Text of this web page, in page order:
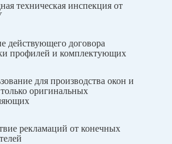
техническая инспекция от
действующего договора
профилей и комплектующих
для производства окон и
оригинальных
рекламаций от конечных